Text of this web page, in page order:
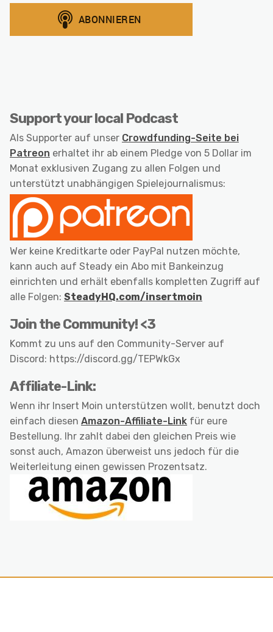
Support your local Podcast
Als Supporter auf unser Crowdfunding-Seite bei
Patreon erhaltet ihr ab einem Pledge von 5 Dollar im
Monat exklusiven Zugang zu allen Folgen und
unterstützt unabhängigen Spielejournalismus:
Wer keine Kreditkarte oder PayPal nutzen möchte,
kann auch auf Steady ein Abo mit Bankeinzug
einrichten und erhält ebenfalls kompletten Zugriff auf
alle Folgen: SteadyHQ.com/insertmoin
Join the Community! <3
Kommt zu uns auf den Community-Server auf
Discord: https://discord.gg/TEPWkGx
Affiliate-Link:
Wenn ihr Insert Moin unterstützen wollt, benutzt doch
einfach diesen Amazon-Affiliate-Link für eure
Bestellung. Ihr zahlt dabei den gleichen Preis wie
sonst auch, Amazon überweist uns jedoch für die
Weiterleitung einen gewissen Prozentsatz.